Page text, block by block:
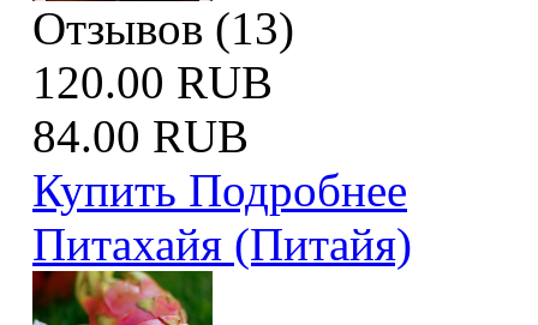
Отзывов (13)
120.00 RUB
84.00 RUB
Купить Подробнее
Питахайя (Питайя)